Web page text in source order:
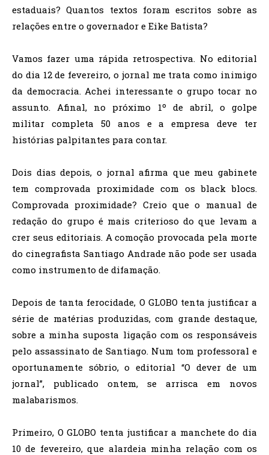
estaduais? Quantos textos foram escritos sobre as
relações entre o governador e Eike Batista?
Vamos fazer uma rápida retrospectiva. No editorial
do dia 12 de fevereiro, o jornal me trata como inimigo
da democracia. Achei interessante o grupo tocar no
assunto. Afinal, no próximo 1º de abril, o golpe
militar completa 50 anos e a empresa deve ter
histórias palpitantes para contar.
Dois dias depois, o jornal afirma que meu gabinete
tem comprovada proximidade com os black blocs.
Comprovada proximidade? Creio que o manual de
redação do grupo é mais criterioso do que levam a
crer seus editoriais. A comoção provocada pela morte
do cinegrafista Santiago Andrade não pode ser usada
como instrumento de difamação.
Depois de tanta ferocidade, O GLOBO tenta justificar a
série de matérias produzidas, com grande destaque,
sobre a minha suposta ligação com os responsáveis
pelo assassinato de Santiago. Num tom professoral e
oportunamente sóbrio, o editorial “O dever de um
jornal”, publicado ontem, se arrisca em novos
malabarismos.
Primeiro, O GLOBO tenta justificar a manchete do dia
10 de fevereiro, que alardeia minha relação com os